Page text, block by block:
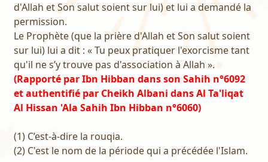
d'Allah et Son salut soient sur lui) et lui a demandé la
permission.
Le Prophète (que la prière d'Allah et Son salut soient
sur lui) lui a dit : « Tu peux pratiquer l'exorcisme tant
qu'il ne s’y trouve pas d'association à Allah ».
(Rapporté par Ibn Hibban dans son Sahih n°6092
et authentifié par Cheikh Albani dans Al Ta'liqat
Al Hissan 'Ala Sahih Ibn Hibban n°6060)
(1) C’est-à-dire la rouqia.
(2) C'est le nom de la période qui a précédée l'Islam.